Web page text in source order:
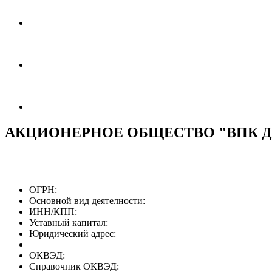
АКЦИОНЕРНОЕ ОБЩЕСТВО "ВПК
ОГРН:
Основной вид деятелности:
ИНН/КПП:
Уставный капитал:
Юридический адрес:
ОКВЭД:
Справочник ОКВЭД: